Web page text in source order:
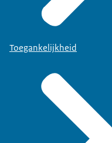
Toegankelijkheid